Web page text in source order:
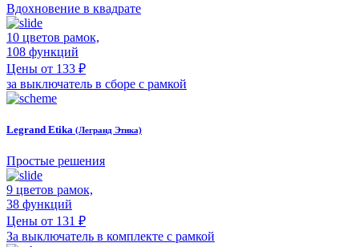
Вдохновение в квадрате
10 цветов рамок,
108 функций
Цены от 133 ₽
за выключатель в сборе с рамкой
Legrand Etika (Легранд Этика)
Простые решения
9 цветов рамок,
38 функций
Цены от 131 ₽
За выключатель в комплекте с рамкой